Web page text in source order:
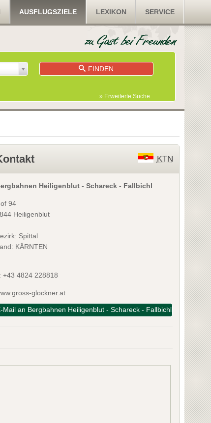
AUSFLUGSZIELE LEXIKON SERVICE
FINDEN
» Erweiterte Suche
KTN
Heiligenblut - Schareck - Fallbichl
94
Heiligenblut
Spittal
KÄRNTEN
+43 4824 228818
glockner.at
Mail an Bergbahnen Heiligenblut - Schareck - Fallbichl